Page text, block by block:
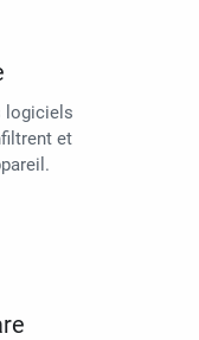
logiciels
et